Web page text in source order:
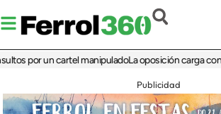
un cartel manipuladoLa oposición carga contra la
Publicidad